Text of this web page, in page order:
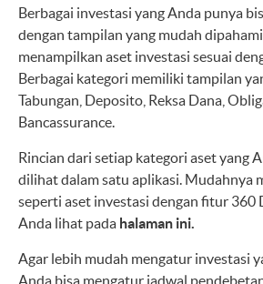
Berbagai investasi yang Anda punya
dengan tampilan yang mudah
menampilkan aset investasi sesuai
Berbagai kategori memiliki tampilan
Tabungan, Deposito, Reksa Dana,
Bancassurance.
Rincian dari setiap kategori aset yang
dilihat dalam satu aplikasi. Mudahnya
seperti aset investasi dengan fitur 360
Anda lihat pada halaman ini.
Agar lebih mudah mengatur investasi
Anda bisa mengatur jadwal